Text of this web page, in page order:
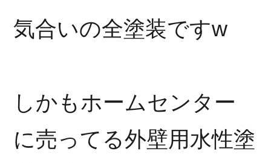
気合いの全塗装ですw
しかもホームセンター
に売ってる外壁用水性塗